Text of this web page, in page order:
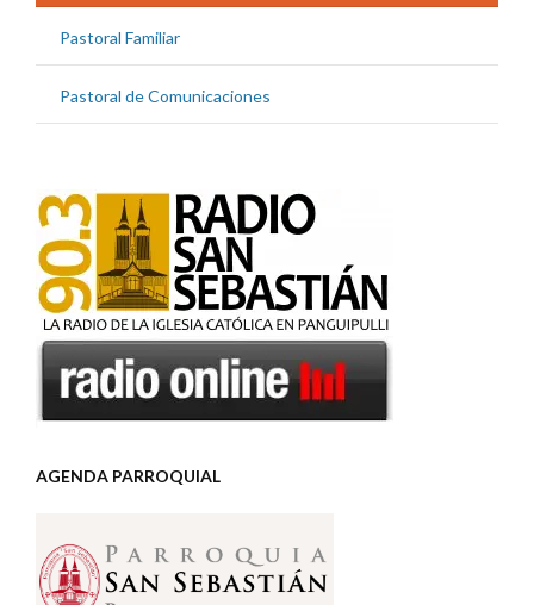
Pastoral Familiar
Pastoral de Comunicaciones
AGENDA PARROQUIAL